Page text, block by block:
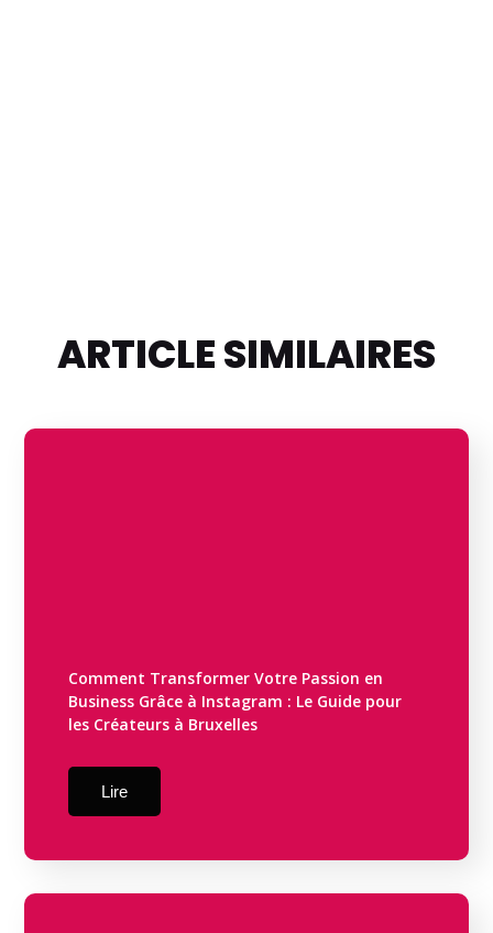
ARTICLE SIMILAIRES
Comment Transformer Votre Passion en
Business Grâce à Instagram : Le Guide pour
les Créateurs à Bruxelles
Lire